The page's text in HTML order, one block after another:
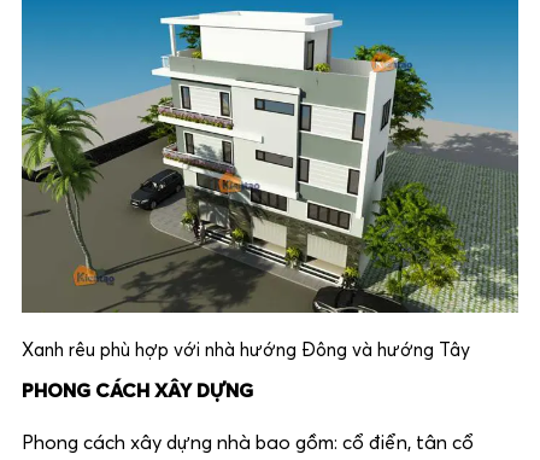
Xanh rêu phù hợp với nhà hướng Đông và hướng Tây
PHONG CÁCH XÂY DỰNG
Phong cách xây dựng nhà bao gồm: cổ điển, tân cổ